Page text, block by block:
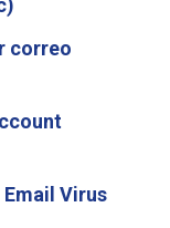
correo
Virus